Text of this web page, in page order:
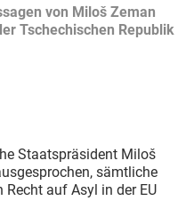
von Miloš Zeman
Tschechischen Republik
Staatspräsident Miloš
sämtliche
auf Asyl in der EU